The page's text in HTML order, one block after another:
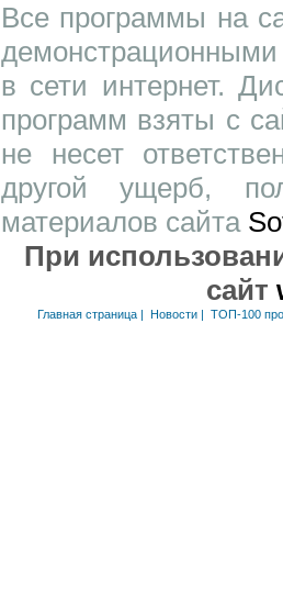
Все программы на
в сети интернет.
программ взяты с
не несет
другой ущерб,
материалов сайта
При
сайт
Главная страница| Новости| ТОП-100